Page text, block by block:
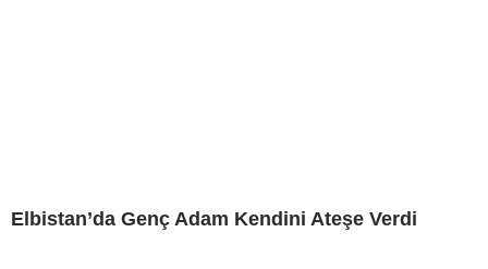
Elbistan’da Genç Adam Kendini Ateşe Verdi